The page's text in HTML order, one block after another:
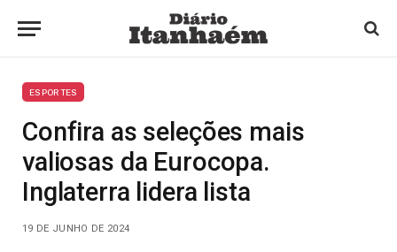
ESPORTES
Confira as seleções mais
valiosas da Eurocopa.
Inglaterra lidera lista
19 DE JUNHO DE 2024